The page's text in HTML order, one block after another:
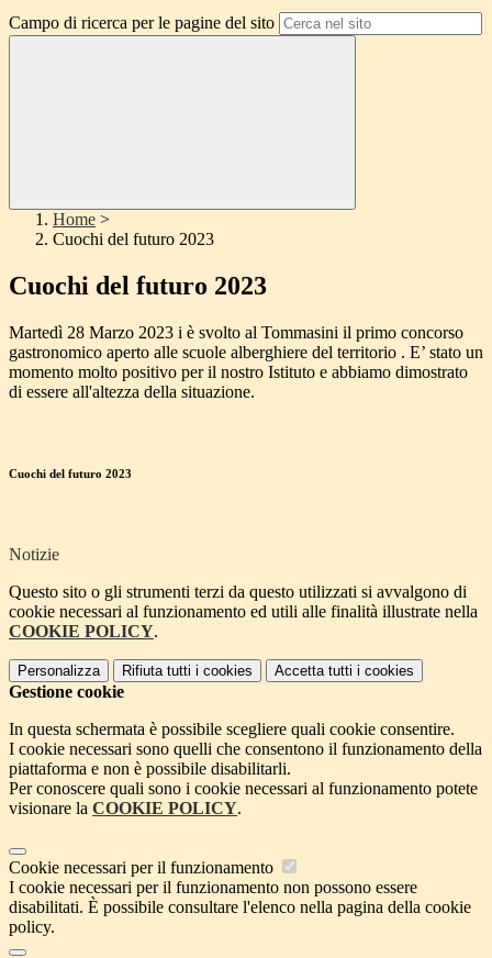
Campo di ricerca per le pagine del sito
Home >
Cuochi del futuro 2023
Cuochi del futuro 2023
Martedì 28 Marzo 2023 i è svolto al Tommasini il primo concorso
gastronomico aperto alle scuole alberghiere del territorio . E’ stato un
momento molto positivo per il nostro Istituto e abbiamo dimostrato
di essere all'altezza della situazione.
Cuochi del futuro 2023
Notizie
Questo sito o gli strumenti terzi da questo utilizzati si avvalgono di
cookie necessari al funzionamento ed utili alle finalità illustrate nella
COOKIE POLICY.
Personalizza Rifiuta tutti i cookies Accetta tutti i cookies
Gestione cookie
In questa schermata è possibile scegliere quali cookie consentire.
I cookie necessari sono quelli che consentono il funzionamento della
piattaforma e non è possibile disabilitarli.
Per conoscere quali sono i cookie necessari al funzionamento potete
visionare la COOKIE POLICY.
Cookie necessari per il funzionamento
I cookie necessari per il funzionamento non possono essere
disabilitati. È possibile consultare l'elenco nella pagina della cookie
policy.